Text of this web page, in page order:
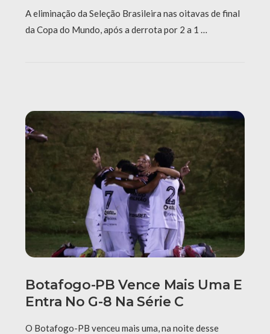
A eliminação da Seleção Brasileira nas oitavas de final
da Copa do Mundo, após a derrota por 2 a 1 …
Botafogo-PB Vence Mais Uma E
Entra No G-8 Na Série C
O Botafogo-PB venceu mais uma, na noite desse